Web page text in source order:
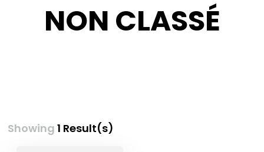
NON CLASSÉ
Showing1 Result(s)